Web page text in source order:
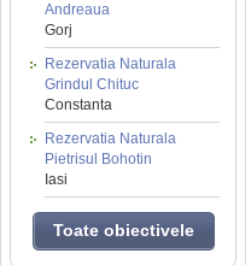
Andreaua
Gorj
Rezervatia Naturala
Grindul Chituc
Constanta
Rezervatia Naturala
Pietrisul Bohotin
Iasi
Toate obiectivele